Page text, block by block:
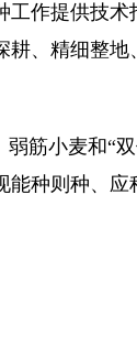
作提供技术
、精细整地
筋小麦和“双
种则种、应